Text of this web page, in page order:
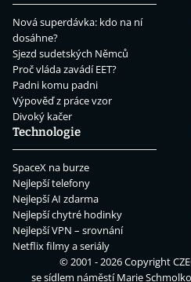
Nová superdávka: kdo na ní
dosáhne?
Sjezd sudetských Němců
Proč vláda zavádí EET?
Padni komu padni
Výpověď z práce vzor
Divoký kačer
Technologie
SpaceX na burze
Nejlepší telefony
Nejlepší AI zdarma
Nejlepší chytré hodinky
Nejlepší VPN – srovnání
Netflix filmy a seriály
© 2001 - 2026 Copyright
se sídlem náměstí Marie